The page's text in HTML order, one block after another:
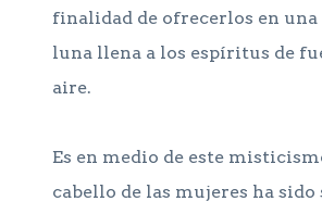
finalidad de ofrecerlos en una
luna llena a los espíritus de
aire.
Es en medio de este
cabello de las mujeres ha sido